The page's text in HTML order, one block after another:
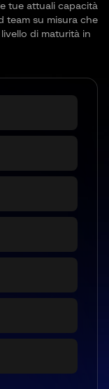
tue attuali capacità
team su misura che
di maturità in